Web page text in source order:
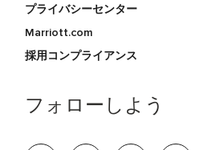
プライバシーセンター
Marriott.com
採用コンプライアンス
フォローしよう